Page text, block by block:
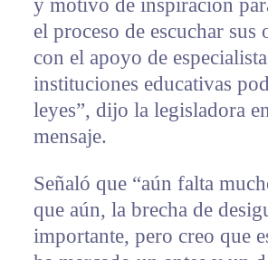
y motivo de inspiración
el proceso de escuchar sus
con el apoyo de
instituciones educativas
leyes”, dijo la legisladora
mensaje.
Señaló que “aún falta
que aún, la brecha de
importante, pero creo que